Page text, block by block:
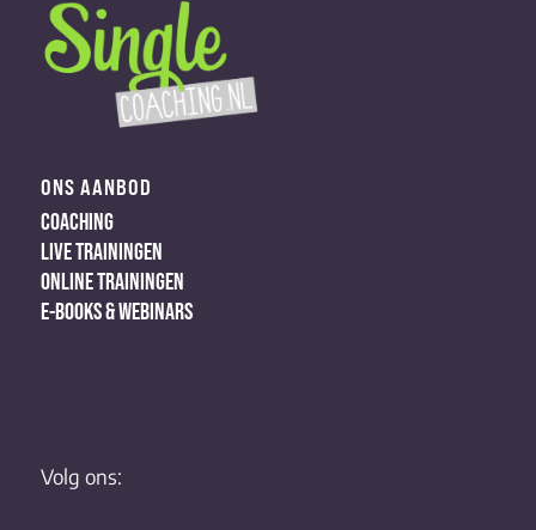
ONS AANBOD
COACHING
LIVE TRAININGEN
ONLINE TRAININGEN
E-BOOKS & WEBINARS
Volg ons: